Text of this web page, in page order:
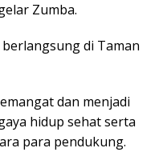
Zumba.
di Taman
dan menjadi
hidup sehat serta
para pendukung.